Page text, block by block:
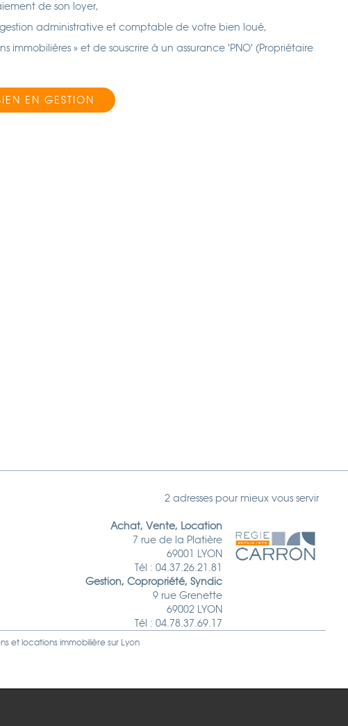
de son loyer,
administrative et comptable de votre bien loué,
immobilières » et de souscrire à un assurance 'PNO' (Propriétaire
EN GESTION
2 adresses pour mieux vous servir
Achat, Vente, Location
7 rue de la Platière
69001 LYON
Tél : 04.37.26.21.81
Gestion, Copropriété, Syndic
9 rue Grenette
69002 LYON
Tél : 04.78.37.69.17
et locations immobilière sur Lyon